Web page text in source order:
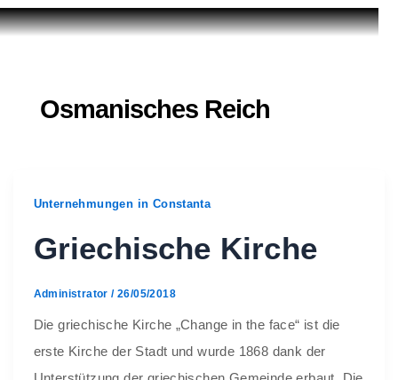
Osmanisches Reich
Unternehmungen in Constanta
Griechische Kirche
Administrator/ 26/05/2018
Die griechische Kirche „Change in the face“ ist die
erste Kirche der Stadt und wurde 1868 dank der